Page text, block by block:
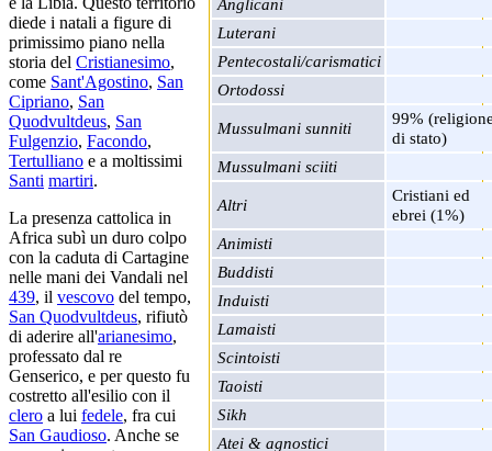
Anglicani
Luterani
Pentecostali/carismatici
Ortodossi
Mussulmani sunniti
99%
di stato)
Mussulmani sciiti
Altri
Cristiani ed
ebrei (1%)
Animisti
Buddisti
Induisti
Lamaisti
Scintoisti
Taoisti
Sikh
Atei & agnostici
diede i natali a figure di
primissimo piano nella
storia del Cristianesimo,
come Sant'Agostino, San
Cipriano, San
Quodvultdeus, San
Fulgenzio, Facondo,
Tertulliano e a moltissimi
Santi martiri.
La presenza cattolica in
Africa subì un duro colpo
con la caduta di Cartagine
nelle mani dei Vandali nel
439, il vescovo del tempo,
San Quodvultdeus, rifiutò
di aderire all'arianesimo,
professato dal re
Genserico, e per questo fu
costretto all'esilio con il
clero a lui fedele, fra cui
San Gaudioso. Anche se